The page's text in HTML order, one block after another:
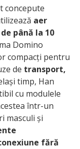
concepute
aer
până la 10
Domino
compacți pentru
de transport,
timp, Han
cu modulele
într-un
masculi și
fără